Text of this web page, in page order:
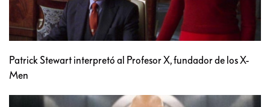
Patrick Stewart interpretó al Profesor X, fundador de los X-
Men